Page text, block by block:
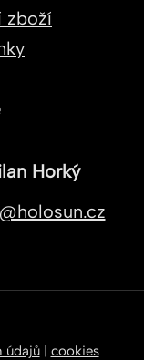
zboží
Horký
údajů| cookies